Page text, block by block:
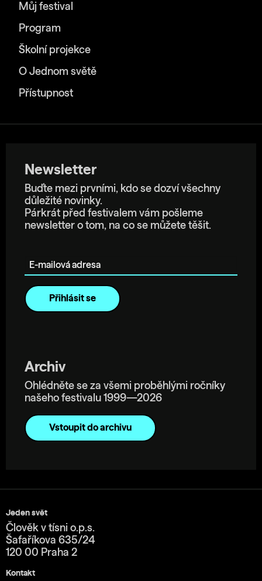
Můj festival
Program
Školní projekce
O Jednom světě
Přístupnost
Newsletter
Buďte mezi prvními, kdo se dozví všechny
důležité novinky.
Párkrát před festivalem vám pošleme
newsletter o tom, na co se můžete těšit.
Archiv
Ohlédněte se za všemi proběhlými ročníky
našeho festivalu 1999—2026
Vstoupit do archivu
Jeden svět
Člověk v tísni o.p.s.
Šafaříkova 635/24
120 00 Praha 2
Kontakt